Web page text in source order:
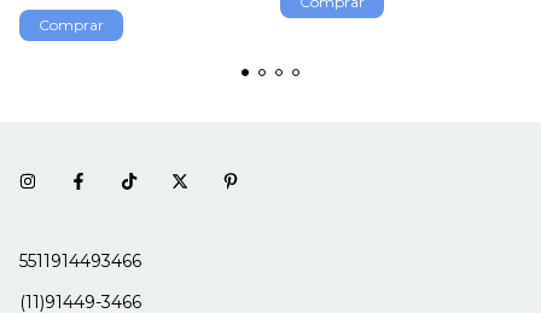
5511914493466
(11)91449-3466